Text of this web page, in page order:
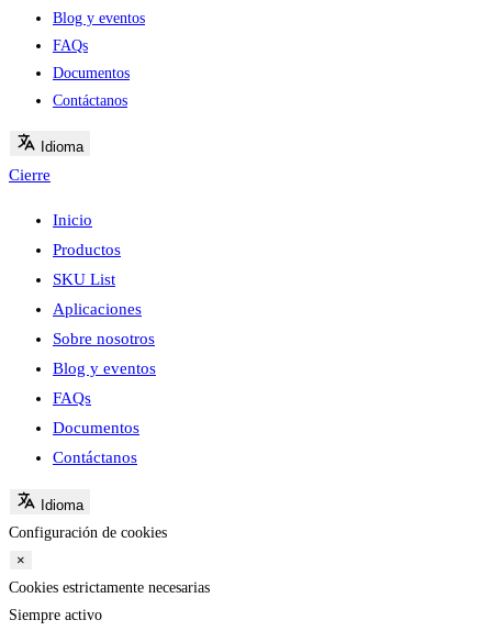
Blog y eventos
FAQs
Documentos
Contáctanos
Idioma
Cierre
Inicio
Productos
SKU List
Aplicaciones
Sobre nosotros
Blog y eventos
FAQs
Documentos
Contáctanos
Idioma
Configuración de cookies
×
Cookies estrictamente necesarias
Siempre activo